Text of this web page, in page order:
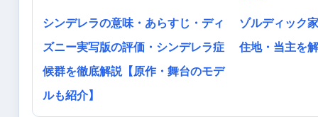
シンデレラの意味・あらすじ・ディ
ズニー実写版の評価・シンデレラ症
候群を徹底解説【原作・舞台のモデ
ルも紹介】
ゾルディック
住地・当主を